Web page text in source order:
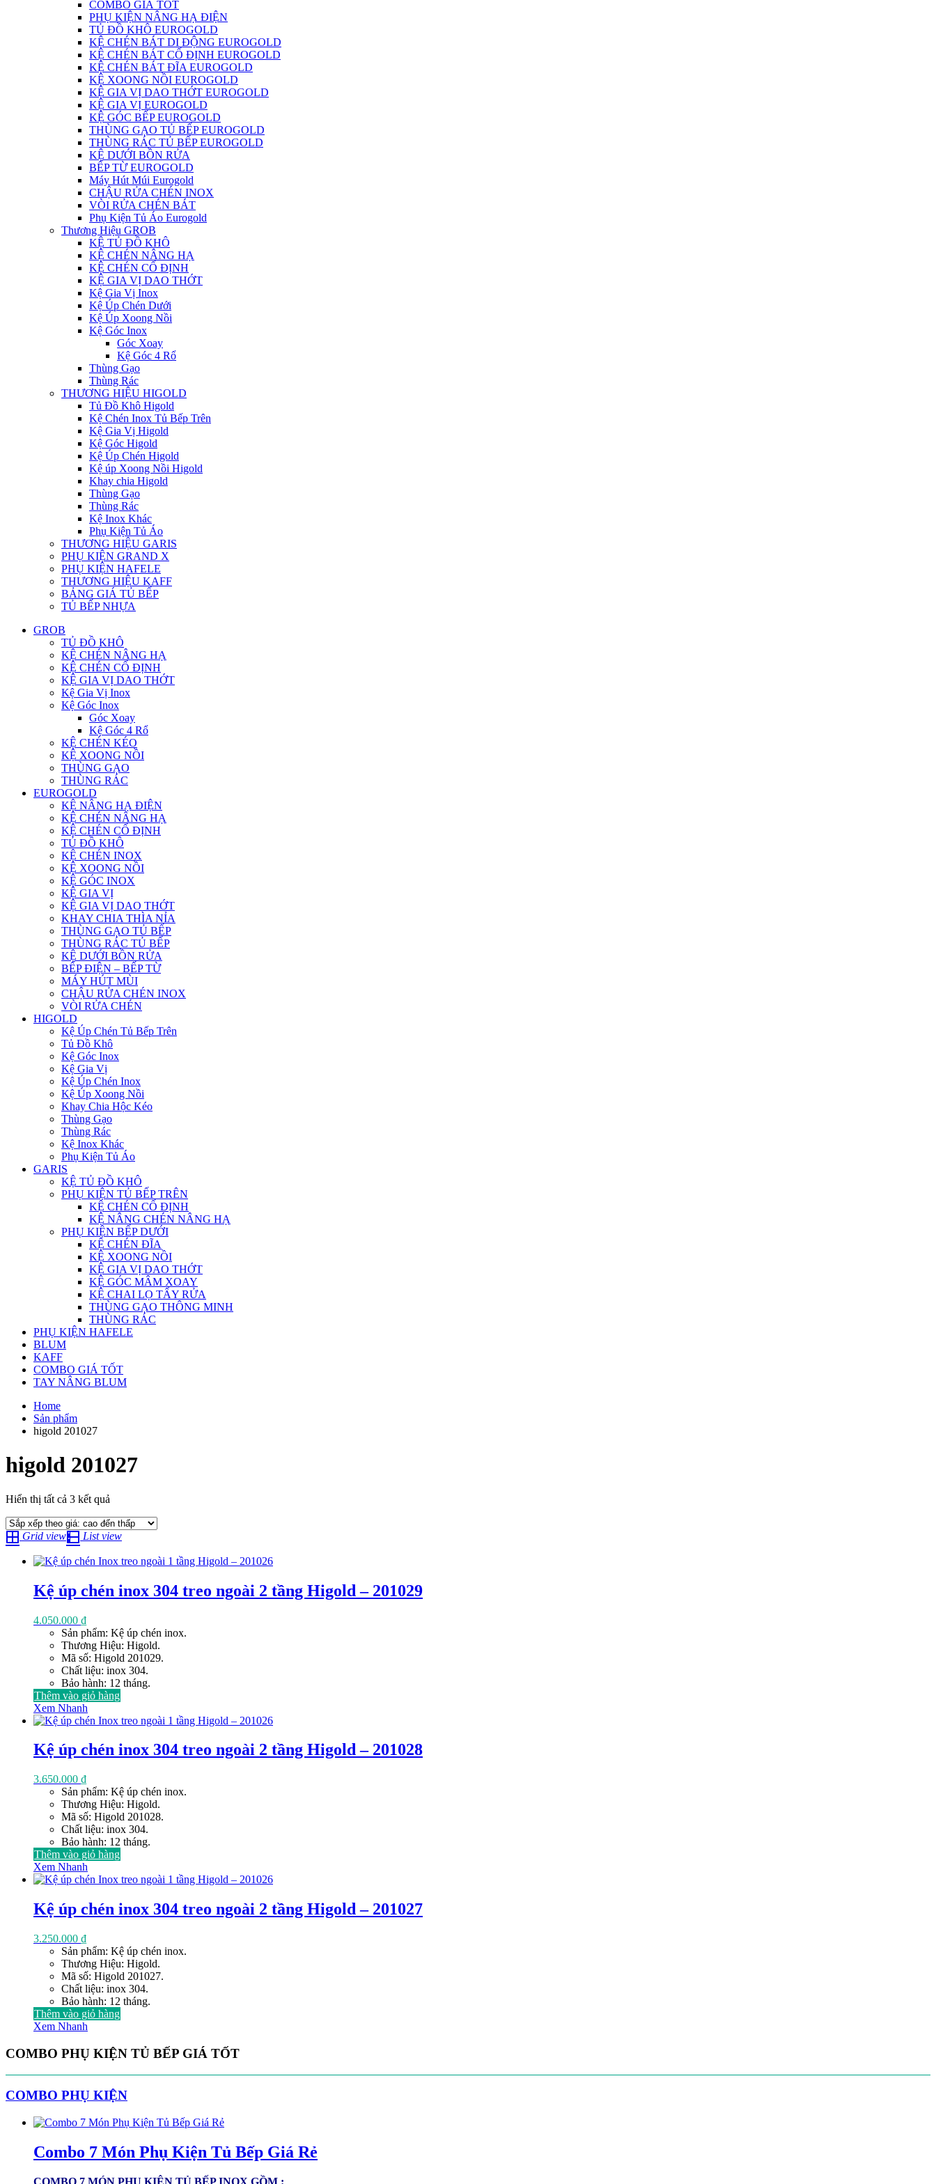
COMBO GIÁ TỐT
PHỤ KIỆN NÂNG HẠ ĐIỆN
TỦ ĐỒ KHÔ EUROGOLD
KỆ CHÉN BÁT DI ĐỘNG EUROGOLD
KỆ CHÉN BÁT CỐ ĐỊNH EUROGOLD
KỆ CHÉN BÁT ĐĨA EUROGOLD
KỆ XOONG NỒI EUROGOLD
KỆ GIA VỊ DAO THỚT EUROGOLD
KỆ GIA VỊ EUROGOLD
KỆ GÓC BẾP EUROGOLD
THÙNG GẠO TỦ BẾP EUROGOLD
THÙNG RÁC TỦ BẾP EUROGOLD
KỆ DƯỚI BỒN RỬA
BẾP TỪ EUROGOLD
Máy Hút Múi Eurogold
CHẬU RỬA CHÉN INOX
VÒI RỬA CHÉN BÁT
Phụ Kiện Tủ Áo Eurogold
Thương Hiệu GROB
KỆ TỦ ĐỒ KHÔ
KỆ CHÉN NÂNG HẠ
KỆ CHÉN CỐ ĐỊNH
KỆ GIA VỊ DAO THỚT
Kệ Gia Vị Inox
Kệ Úp Chén Dưới
Kệ Úp Xoong Nồi
Kệ Góc Inox
Góc Xoay
Kệ Góc 4 Rổ
Thùng Gạo
Thùng Rác
THƯƠNG HIỆU HIGOLD
Tủ Đồ Khô Higold
Kệ Chén Inox Tủ Bếp Trên
Kệ Gia Vị Higold
Kệ Góc Higold
Kệ Úp Chén Higold
Kệ úp Xoong Nồi Higold
Khay chia Higold
Thùng Gạo
Thùng Rác
Kệ Inox Khác
Phụ Kiện Tủ Áo
THƯƠNG HIỆU GARIS
PHỤ KIỆN GRAND X
PHỤ KIỆN HAFELE
THƯƠNG HIỆU KAFF
BẢNG GIÁ TỦ BẾP
TỦ BẾP NHỰA
GROB
TỦ ĐỒ KHÔ
KỆ CHÉN NÂNG HẠ
KỆ CHÉN CỐ ĐỊNH
KỆ GIA VỊ DAO THỚT
Kệ Gia Vị Inox
Kệ Góc Inox
Góc Xoay
Kệ Góc 4 Rổ
KỆ CHÉN KÉO
KỆ XOONG NỒI
THÙNG GẠO
THÙNG RÁC
EUROGOLD
KỆ NÂNG HẠ ĐIỆN
KỆ CHÉN NÂNG HẠ
KỆ CHÉN CỐ ĐỊNH
TỦ ĐỒ KHÔ
KỆ CHÉN INOX
KỆ XOONG NỒI
KỆ GÓC INOX
KỆ GIA VỊ
KỆ GIA VỊ DAO THỚT
KHAY CHIA THÌA NỈA
THÙNG GẠO TỦ BẾP
THÙNG RÁC TỦ BẾP
KỆ DƯỚI BỒN RỬA
BẾP ĐIỆN – BẾP TỪ
MÁY HÚT MÙI
CHẬU RỬA CHÉN INOX
VÒI RỬA CHÉN
HIGOLD
Kệ Úp Chén Tủ Bếp Trên
Tủ Đồ Khô
Kệ Góc Inox
Kệ Gia Vị
Kệ Úp Chén Inox
Kệ Úp Xoong Nồi
Khay Chia Hộc Kéo
Thùng Gạo
Thùng Rác
Kệ Inox Khác
Phụ Kiện Tủ Áo
GARIS
KỆ TỦ ĐỒ KHÔ
PHỤ KIỆN TỦ BẾP TRÊN
KỆ CHÉN CỐ ĐỊNH
KỆ NÂNG CHÉN NÂNG HẠ
PHỤ KIỆN BẾP DƯỚI
KỆ CHÉN ĐĨA
KỆ XOONG NỒI
KỆ GIA VỊ DAO THỚT
KỆ GÓC MÂM XOAY
KỆ CHAI LỌ TẨY RỬA
THÙNG GẠO THÔNG MINH
THÙNG RÁC
PHỤ KIỆN HAFELE
BLUM
KAFF
COMBO GIÁ TỐT
TAY NÂNG BLUM
Home
Sản phẩm
higold 201027
higold 201027
Hiển thị tất cả 3 kết quả
xếp
theo
cao
thấp
Grid view List view
Kệ úp chén inox 304 treo ngoài 2 tầng Higold – 201029
4.050.000 ₫
Sản phẩm: Kệ úp chén inox.
Thương Hiệu: Higold.
Mã số: Higold 201029.
Chất liệu: inox 304.
Bảo hành: 12 tháng.
Thêm vào giỏ hàng
Xem Nhanh
Kệ úp chén inox 304 treo ngoài 2 tầng Higold – 201028
3.650.000 ₫
Sản phẩm: Kệ úp chén inox.
Thương Hiệu: Higold.
Mã số: Higold 201028.
Chất liệu: inox 304.
Bảo hành: 12 tháng.
Thêm vào giỏ hàng
Xem Nhanh
Kệ úp chén inox 304 treo ngoài 2 tầng Higold – 201027
3.250.000 ₫
Sản phẩm: Kệ úp chén inox.
Thương Hiệu: Higold.
Mã số: Higold 201027.
Chất liệu: inox 304.
Bảo hành: 12 tháng.
Thêm vào giỏ hàng
Xem Nhanh
COMBO PHỤ KIỆN TỦ BẾP GIÁ TỐT
COMBO PHỤ KIỆN
Combo 7 Món Phụ Kiện Tủ Bếp Giá Rẻ
COMBO 7 MÓN PHỤ KIỆN TỦ BẾP INOX GỒM :